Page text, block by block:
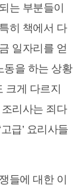
는 부분들이
히 책에서 다
일자리를 얻
동을 하는 상황
크게 다르지
리사는 죄다
급’ 요리사들
들에 대한 이